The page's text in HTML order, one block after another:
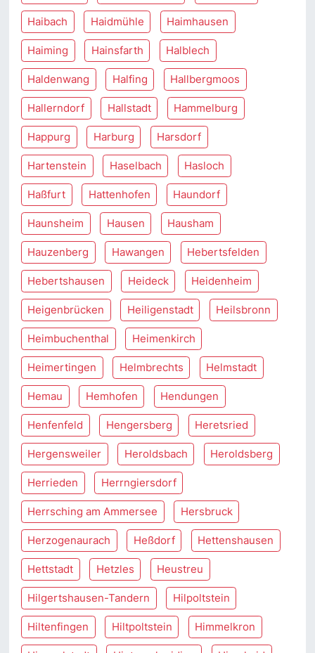
Haibach Haidmühle Haimhausen
Haiming Hainsfarth Halblech
Haldenwang Halfing Hallbergmoos
Hallerndorf Hallstadt Hammelburg
Happurg Harburg Harsdorf
Hartenstein Haselbach Hasloch
Haßfurt Hattenhofen Haundorf
Haunsheim Hausen Hausham
Hauzenberg Hawangen Hebertsfelden
Hebertshausen Heideck Heidenheim
Heigenbrücken Heiligenstadt Heilsbronn
Heimbuchenthal Heimenkirch
Heimertingen Helmbrechts Helmstadt
Hemau Hemhofen Hendungen
Henfenfeld Hengersberg Heretsried
Hergensweiler Heroldsbach Heroldsberg
Herrieden Herrngiersdorf
Herrsching am Ammersee Hersbruck
Herzogenaurach Heßdorf Hettenshausen
Hettstadt Hetzles Heustreu
Hilgertshausen-Tandern Hilpoltstein
Hiltenfingen Hiltpoltstein Himmelkron